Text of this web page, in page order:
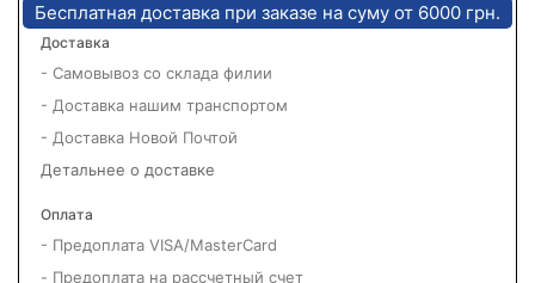
Бесплатная доставка при заказе на суму от 6000 грн.
Доставка
- Самовывоз со склада филии
- Доставка нашим транспортом
- Доставка Новой Почтой
Детальнее о доставке
Оплата
- Предоплата VISA/MasterCard
- Предоплата на рассчетный счет